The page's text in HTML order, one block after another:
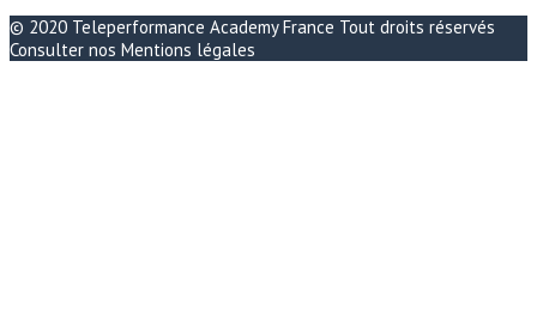
© 2020 Teleperformance Academy France Tout droits réservés
Consulter nos Mentions légales